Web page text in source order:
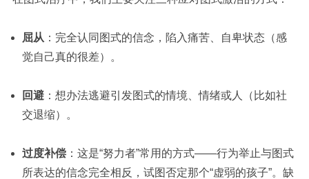
屈从 ：完全认同图式的信念，陷入痛苦、自卑状态（感
觉自己真的很差）。
回避：想办法逃避引发图式的情境、情绪或人（比如社
交退缩）。
过度补偿：这是“努力者”常用的方式——行为举止与图式
所表达的信念完全相反，试图否定那个“虚弱的孩子”。缺